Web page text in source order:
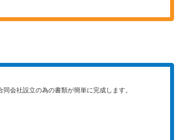
会社設立の為の書類が簡単に完成します。